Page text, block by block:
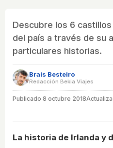
Descubre los 6
del país a través de su
particulares historias.
Brais Besteiro
Redacción Bekia Viajes
Publicado 8 octubre 2018
La historia de Irlanda y